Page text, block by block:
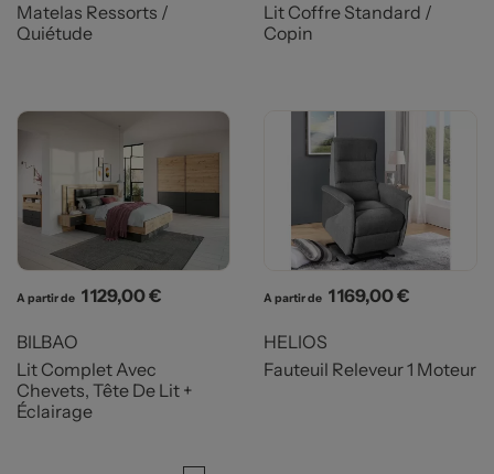
Matelas Ressorts /
Quiétude
Lit Coffre Standard /
Copin
A partir de Prix
1 129,00 €
BILBAO
Lit Complet Avec
Chevets, Tête De Lit +
Éclairage
A partir de Prix
1 169,00 €
HELIOS
Fauteuil Releveur 1 Moteur